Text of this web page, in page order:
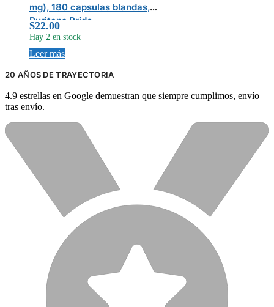
mg), 180 capsulas blandas,
Puritans Pride
$22.00
Hay 2 en stock
Leer más
20 AÑOS DE TRAYECTORIA
4.9 estrellas en Google demuestran que siempre cumplimos, envío
tras envío.